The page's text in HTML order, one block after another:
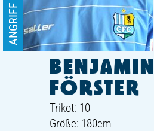
BENJAMIN
FÖRSTER
ANGRIFF
Trikot: 10
Größe: 180cm